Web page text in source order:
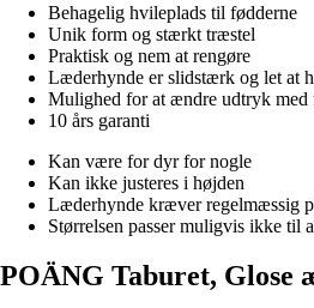
Behagelig hvileplads til fødderne
Unik form og stærkt træstel
Praktisk og nem at rengøre
Læderhynde er slidstærk og let at
Mulighed for at ændre udtryk med
10 års garanti
Kan være for dyr for nogle
Kan ikke justeres i højden
Læderhynde kræver regelmæssig
Størrelsen passer muligvis ikke til
POÄNG Taburet, Glose